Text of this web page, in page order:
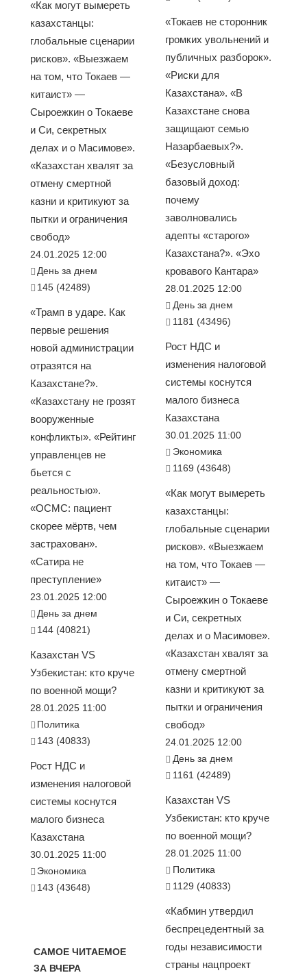
«Как могут вымереть
казахстанцы:
глобальные сценарии
рисков». «Выезжаем
на том, что Токаев —
китаист» —
Сыроежкин о Токаеве
и Си, секретных
делах и о Масимове».
«Казахстан хвалят за
отмену смертной
казни и критикуют за
пытки и ограничения
свобод»
24.01.2025 12:00
День за днем
145 (42489)
«Трамп в ударе. Как
первые решения
новой администрации
отразятся на
Казахстане?».
«Казахстану не грозят
вооруженные
конфликты». «Рейтинг
управленцев не
бьется с
реальностью».
«ОСМС: пациент
скорее мёртв, чем
застрахован».
«Сатира не
преступление»
23.01.2025 12:00
День за днем
144 (40821)
Казахстан VS
Узбекистан: кто круче
по военной мощи?
28.01.2025 11:00
Политика
143 (40833)
Рост НДС и
изменения налоговой
системы коснутся
малого бизнеса
Казахстана
30.01.2025 11:00
Экономика
143 (43648)
САМОЕ ЧИТАЕМОЕ
ЗА ВЧЕРА
«Токаев не сторонник
громких увольнений и
публичных разборок».
«Риски для
Казахстана». «В
Казахстане снова
защищают семью
Назарбаевых?».
«Безусловный
базовый доход:
почему
заволновались
адепты «старого»
Казахстана?». «Эхо
кровавого Кантара»
28.01.2025 12:00
День за днем
1181 (43496)
Рост НДС и
изменения налоговой
системы коснутся
малого бизнеса
Казахстана
30.01.2025 11:00
Экономика
1169 (43648)
«Как могут вымереть
казахстанцы:
глобальные сценарии
рисков». «Выезжаем
на том, что Токаев —
китаист» —
Сыроежкин о Токаеве
и Си, секретных
делах и о Масимове».
«Казахстан хвалят за
отмену смертной
казни и критикуют за
пытки и ограничения
свобод»
24.01.2025 12:00
День за днем
1161 (42489)
Казахстан VS
Узбекистан: кто круче
по военной мощи?
28.01.2025 11:00
Политика
1129 (40833)
«Кабмин утвердил
беспрецедентный за
годы независимости
страны нацпроект